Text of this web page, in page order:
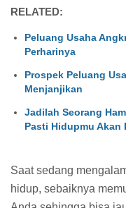
RELATED:
Peluang Usaha
Perharinya
Prospek Peluang
Menjanjikan
Jadilah Seorang
Pasti Hidupmu Akan
Saat sedang
hidup, sebaiknya